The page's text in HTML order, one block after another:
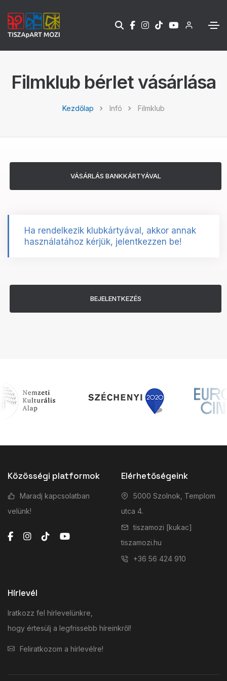
Filmklub bérlet vásárlása
Kezdőlap Infó Filmklub
Ha rendelkezik klubkártyával, akkor annak
használatához kérjük, jelentkezzen be!
BEJELENTKEZÉS
Közösségi platformok
Maradj kapcsolatban
velünk!
Elérhetőségeink
5000 Szolnok, Templom
utca 4.
tiszamozi [kukac]
tiszamozi.hu
+36 56 424 910
Hírlevél
Iratkozz fel hírlevelünkre,
hogy értesülj a legfrissebb híreinkről!
Feliratkozom a hírlevélre!